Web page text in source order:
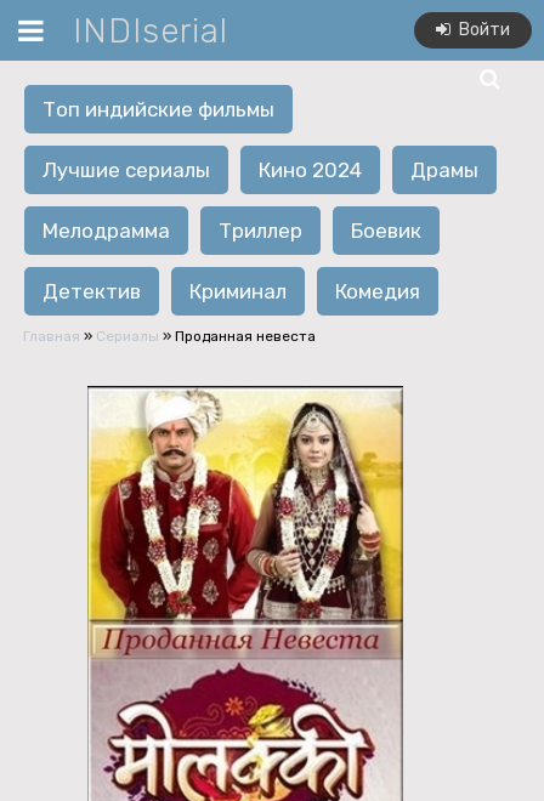
INDIserial Войти
Топ индийские фильмы
Лучшие сериалы Кино 2024 Драмы
Мелодрамма Триллер Боевик
Детектив Криминал Комедия
Главная » Сериалы » Проданная невеста